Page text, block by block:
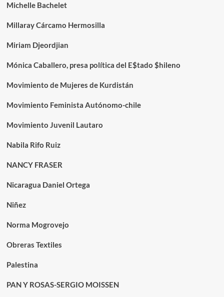
Michelle Bachelet
Millaray Cárcamo Hermosilla
Miriam Djeordjian
Mónica Caballero, presa política del E$tado $hileno
Movimiento de Mujeres de Kurdistán
Movimiento Feminista Autónomo-chile
Movimiento Juvenil Lautaro
Nabila Rifo Ruiz
NANCY FRASER
Nicaragua Daniel Ortega
Niñez
Norma Mogrovejo
Obreras Textiles
Palestina
PAN Y ROSAS-SERGIO MOISSEN